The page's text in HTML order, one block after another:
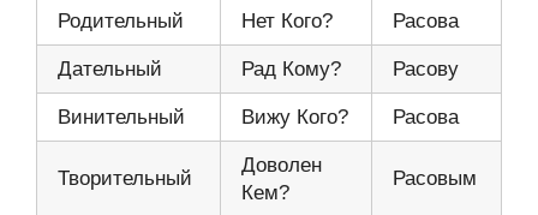
Родительный Нет Кого? Расова
Дательный Рад Кому? Расову
Винительный Вижу Кого? Расова
Творительный
Доволен
Кем?
Расовым